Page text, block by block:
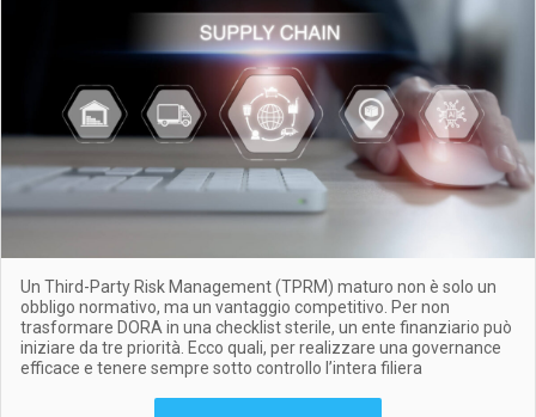
Un Third-Party Risk Management (TPRM) maturo non è solo un
obbligo normativo, ma un vantaggio competitivo. Per non
trasformare DORA in una checklist sterile, un ente finanziario può
iniziare da tre priorità. Ecco quali, per realizzare una governance
efficace e tenere sempre sotto controllo l’intera filiera